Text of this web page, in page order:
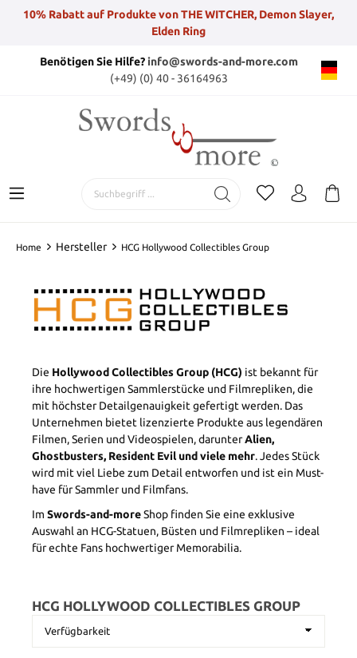
10% Rabatt auf Produkte von THE WITCHER, Demon Slayer,
Elden Ring
Benötigen Sie Hilfe?info@swords-and-more.com
(+49) (0) 40 - 36164963
Home Hersteller HCG Hollywood Collectibles Group
Die Hollywood Collectibles Group (HCG) ist bekannt für
ihre hochwertigen Sammlerstücke und Filmrepliken, die
mit höchster Detailgenauigkeit gefertigt werden. Das
Unternehmen bietet lizenzierte Produkte aus legendären
Filmen, Serien und Videospielen, darunterAlien,
Ghostbusters, Resident Evil und viele mehr. Jedes Stück
wird mit viel Liebe zum Detail entworfen und ist ein Must-
have für Sammler und Filmfans.
Im Swords-and-moreShop finden Sie eine exklusive
Auswahl an HCG-Statuen, Büsten und Filmrepliken – ideal
für echte Fans hochwertiger Memorabilia.
HCG HOLLYWOOD COLLECTIBLES GROUP